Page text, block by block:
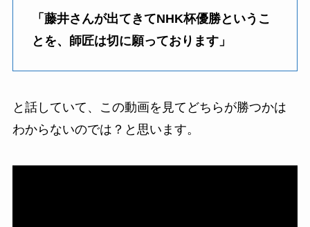
「藤井さんが出てきてNHK杯優勝というこ
とを、師匠は切に願っております」
と話していて、この動画を見てどちらが勝つかは
わからないのでは？と思います。